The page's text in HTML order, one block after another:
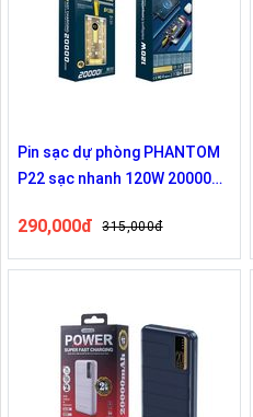
Pin sạc dự phòng PHANTOM
P22 sạc nhanh 120W 20000
290,000đ 315,000đ